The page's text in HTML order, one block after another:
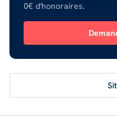
0€ d'honoraires.